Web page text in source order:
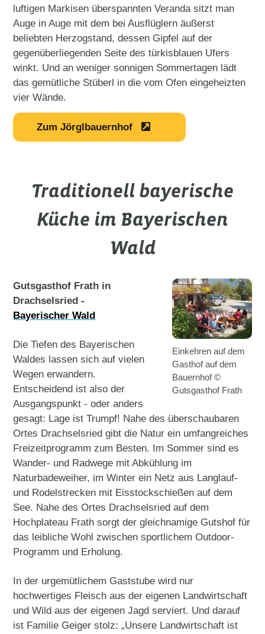
luftigen Markisen überspannten Veranda sitzt man
Auge in Auge mit dem bei Ausflüglern äußerst
beliebten Herzogstand, dessen Gipfel auf der
gegenüberliegenden Seite des türkisblauen Ufers
winkt. Und an weniger sonnigen Sommertagen lädt
das gemütliche Stüberl in die vom Ofen eingeheizten
vier Wände.
Zum Jörglbauernhof
Traditionell bayerische
Küche im Bayerischen
Wald
Einkehren auf dem
Gasthof auf dem
Bauernhof ©
Gutsgasthof Frath
Gutsgasthof Frath in
Drachselsried -
Bayerischer Wald
Die Tiefen des Bayerischen
Waldes lassen sich auf vielen
Wegen erwandern.
Entscheidend ist also der
Ausgangspunkt - oder anders
gesagt: Lage ist Trumpf! Nahe des überschaubaren
Ortes Drachselsried gibt die Natur ein umfangreiches
Freizeitprogramm zum Besten. Im Sommer sind es
Wander- und Radwege mit Abkühlung im
Naturbadeweiher, im Winter ein Netz aus Langlauf-
und Rodelstrecken mit Eisstockschießen auf dem
See. Nahe des Ortes Drachselsried auf dem
Hochplateau Frath sorgt der gleichnamige Gutshof für
das leibliche Wohl zwischen sportlichem Outdoor-
Programm und Erholung.
In der urgemütlichem Gaststube wird nur
hochwertiges Fleisch aus der eigenen Landwirtschaft
und Wild aus der eigenen Jagd serviert. Und darauf
ist Familie Geiger stolz: „Unsere Landwirtschaft ist